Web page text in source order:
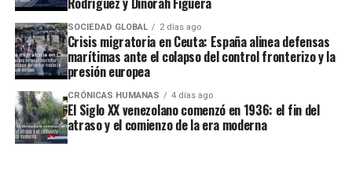
SOCIEDAD GLOBAL 2 días ago
Crisis migratoria en Ceuta: España alinea defensas
marítimas ante el colapso del control fronterizo y la
presión europea
CRÓNICAS HUMANAS 4 días ago
El Siglo XX venezolano comenzó en 1936: el fin del
atraso y el comienzo de la era moderna